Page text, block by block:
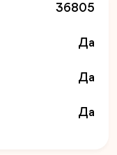
36805
Да
Да
Да